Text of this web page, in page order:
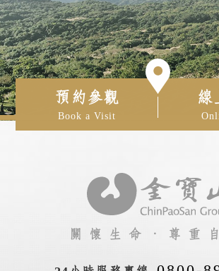
預約參觀
Book a Visit
線
關懷生命‧尊重